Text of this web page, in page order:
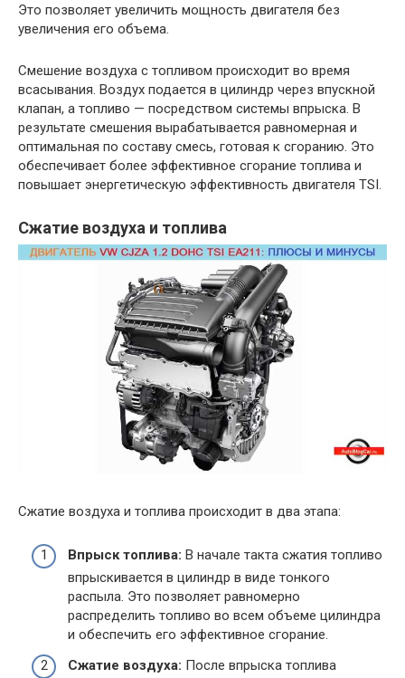
Это позволяет увеличить мощность двигателя без
увеличения его объема.
Смешение воздуха с топливом происходит во время
всасывания. Воздух подается в цилиндр через впускной
клапан, а топливо — посредством системы впрыска. В
результате смешения вырабатывается равномерная и
оптимальная по составу смесь, готовая к сгоранию. Это
обеспечивает более эффективное сгорание топлива и
повышает энергетическую эффективность двигателя TSI.
Сжатие воздуха и топлива
Сжатие воздуха и топлива происходит в два этапа:
Впрыск топлива: В начале такта сжатия топливо
впрыскивается в цилиндр в виде тонкого
распыла. Это позволяет равномерно
распределить топливо во всем объеме цилиндра
и обеспечить его эффективное сгорание.
Сжатие воздуха: После впрыска топлива